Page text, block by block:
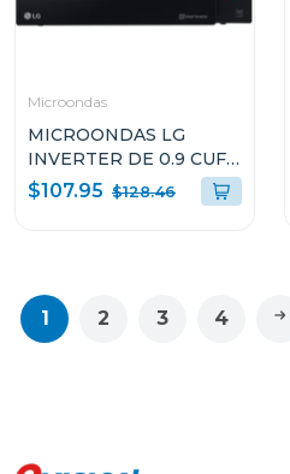
Microondas
MICROONDAS LG
INVERTER DE 0.9 CUFT
NEOCHEF MS0936GIS
$107.95 $128.46
1 2 3 4